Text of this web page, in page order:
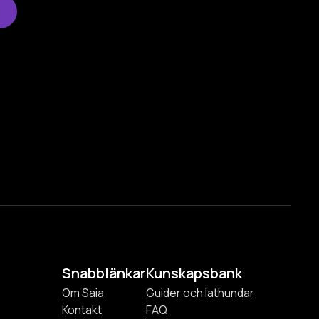
Snabblänkar
Om Saia
Kontakt
Kunskapsbank
Guider och lathundar
FAQ